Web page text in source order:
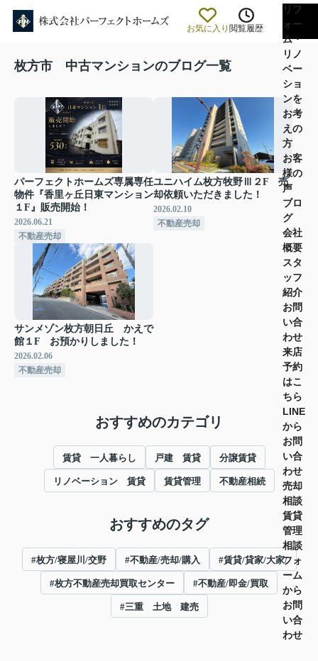
お気に入り 閲覧履歴
リフ
ォー
ム・
リノ
ベー
ショ
ンを
お考
えの
方
お客
様の
声
ブロ
グ
会社
概要
スタ
ッフ
紹介
お問
い合
わせ
来店
予約
はこ
ちら
LINE
から
お問
い合
わせ
売却
相談
賃貸
管理
相談
フォ
ーム
から
お問
い合
わせ
枚方市 中古マンションのブログ一覧
パーフェクトホームズ専属専任
物件『香里ヶ丘日東マンション
１F』販売開始！
2026.06.21
不動産売却
ユニハイム枚方牧野Ⅲ２F 売
却依頼いただきました！
2026.02.10
不動産売却
サンメゾン枚方朝日丘 かえで
館１F お預かりしました！
2026.02.06
不動産売却
おすすめのカテゴリ
賃貸 一人暮らし 戸建 賃貸 分譲賃貸
リノベーション 賃貸 賃貸管理 不動産相続
おすすめのタグ
#枚方/寝屋川/交野 #不動産/売却/購入 #賃貸/貸家/大家/
#枚方不動産売却買取センター #不動産/即金/買取
#三重 土地 建売